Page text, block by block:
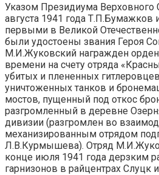
Указом Президиума Верховного
августа 1941 года
первыми в Великой
были удостоены звания Героя
М.И.Жуковский награжден
времени на счету отряда
убитых и плененных
уничтоженных танков и
мостов, пущенный под откос
разгромленный в деревне
дивизии (разгромлен во
механизированным отрядом
Л.В.Курмышева). Отряд
конце июля 1941 года дерзким
гарнизонов в райцентрах Слуцк